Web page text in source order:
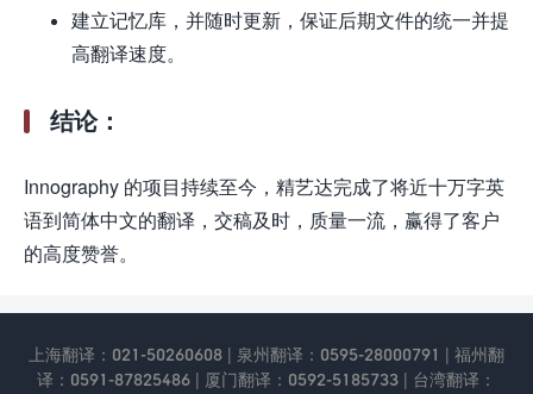
建立记忆库，并随时更新，保证后期文件的统一并提
高翻译速度。
结论：
Innography 的项目持续至今，精艺达完成了将近十万字英
语到简体中文的翻译，交稿及时，质量一流，赢得了客户
的高度赞誉。
上海翻译：021-50260608 | 泉州翻译：0595-28000791 | 福州翻
译：0591-87825486 | 厦门翻译：0592-5185733 | 台湾翻译：